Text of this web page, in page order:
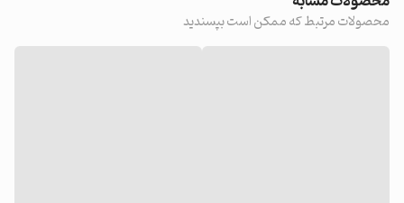
محصولات مرتبط که ممکن است بپسندید